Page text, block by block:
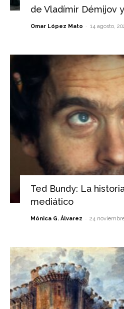
de Vladímir Démijov
Omar López Mato - 14 agosto,
Ted Bundy: La
mediático
Mónica G. Álvarez - 24